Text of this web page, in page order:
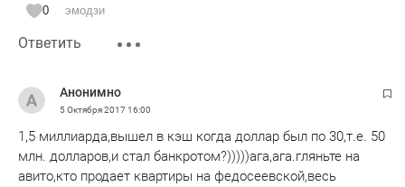
0 эмодзи
Ответить
Анонимно
5 Октября 201716:00
1,5 миллиарда,вышел в кэш когда доллар был по 30,т.е. 50
млн. долларов,и стал банкротом?)))))ага,ага.гляньте на
авито,кто продает квартиры на федосеевской,весь